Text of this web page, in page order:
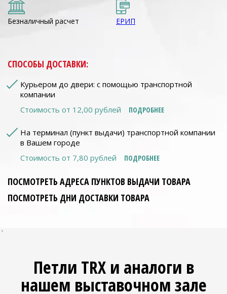
Безналичный расчет ЕРИП
СПОСОБЫ ДОСТАВКИ:
Курьером до двери: с помощью транспортной
компании
Стоимость от 12,00 рублей
ПОДРОБНЕЕ
На терминал (пункт выдачи) транспортной компании
в Вашем городе
Стоимость от 7,80 рублей
ПОДРОБНЕЕ
ПОСМОТРЕТЬ АДРЕСА ПУНКТОВ ВЫДАЧИ ТОВАРА
ПОСМОТРЕТЬ ДНИ ДОСТАВКИ ТОВАРА
`
Петли TRX и аналоги в
нашем выставочном зале